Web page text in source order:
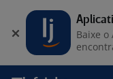
Baixe o